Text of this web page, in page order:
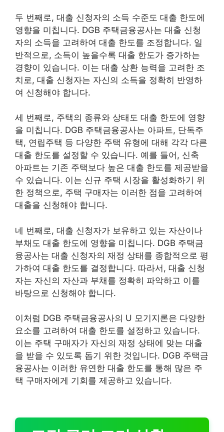
두 번째로, 대출 신청자의 소득 수준도 대출 한도에
영향을 미칩니다. DGB 주택금융공사는 대출 신청
자의 소득을 고려하여 대출 한도를 조정합니다. 일
반적으로, 소득이 높을수록 대출 한도가 증가하는
경향이 있습니다. 이는 대출 상환 능력을 고려한 조
치로, 대출 신청자는 자신의 소득을 정확히 반영하
여 신청해야 합니다.
세 번째로, 주택의 종류와 상태도 대출 한도에 영향
을 미칩니다. DGB 주택금융공사는 아파트, 단독주
택, 연립주택 등 다양한 주택 유형에 대해 각각 다른
대출 한도를 설정할 수 있습니다. 예를 들어, 신축
아파트는 기존 주택보다 높은 대출 한도를 제공받을
수 있습니다. 이는 신규 주택 시장을 활성화하기 위
한 정책으로, 주택 구매자는 이러한 점을 고려하여
대출을 신청해야 합니다.
네 번째로, 대출 신청자가 보유하고 있는 자산이나
부채도 대출 한도에 영향을 미칩니다. DGB 주택금
융공사는 대출 신청자의 재정 상태를 종합적으로 평
가하여 대출 한도를 결정합니다. 따라서, 대출 신청
자는 자신의 자산과 부채를 정확히 파악하고 이를
바탕으로 신청해야 합니다.
이처럼 DGB 주택금융공사의 U 모기지론은 다양한
요소를 고려하여 대출 한도를 설정하고 있습니다.
이는 주택 구매자가 자신의 재정 상태에 맞는 대출
을 받을 수 있도록 돕기 위한 것입니다. DGB 주택금
융공사는 이러한 유연한 대출 한도를 통해 많은 주
택 구매자에게 기회를 제공하고 있습니다.